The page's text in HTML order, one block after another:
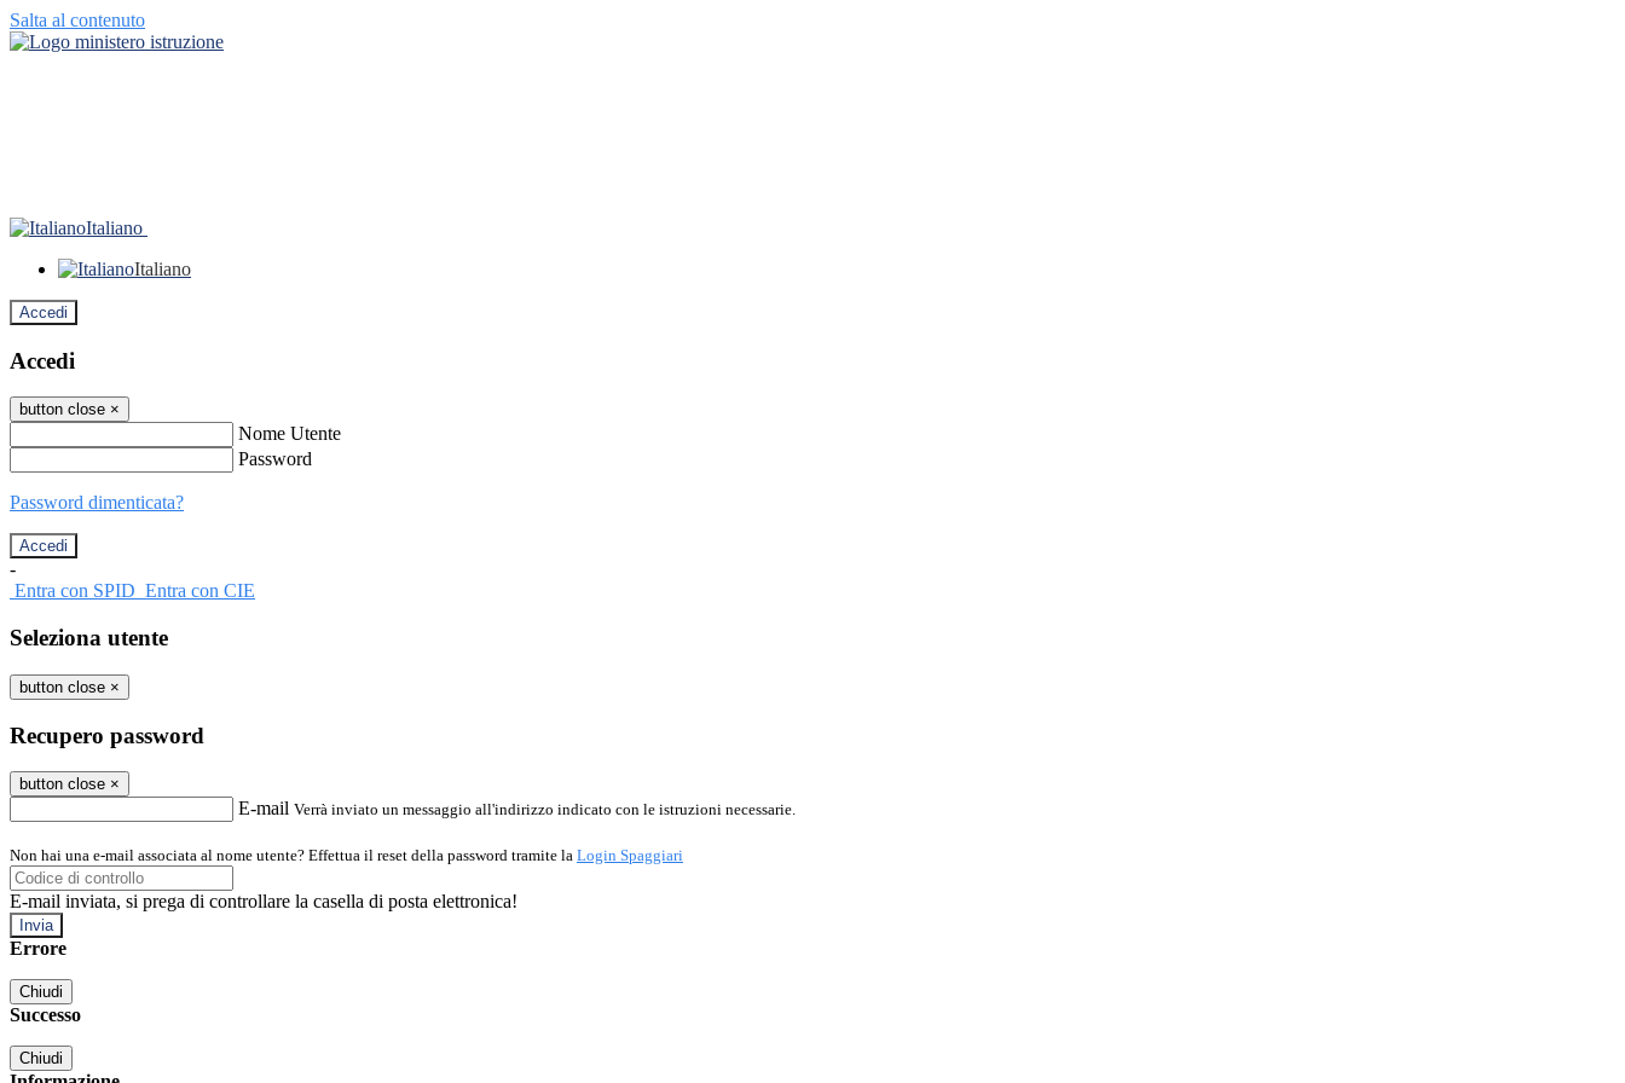
Salta al contenuto
Italiano
Italiano
Accedi
Accedi
button close ×
Nome Utente
Password
Password dimenticata?
-
Entra con SPID Entra con CIE
Seleziona utente
button close ×
Recupero password
button close ×
E-mail Verrà inviato un messaggio all'indirizzo indicato con le istruzioni necessarie.
Non hai una e-mail associata al nome utente? Effettua il reset della password tramite la Login Spaggiari
E-mail inviata, si prega di controllare la casella di posta elettronica!
Errore
Chiudi
Successo
Chiudi